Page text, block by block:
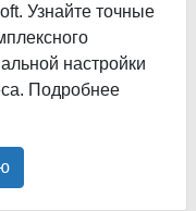
Узнайте точные
настройки
Подробнее